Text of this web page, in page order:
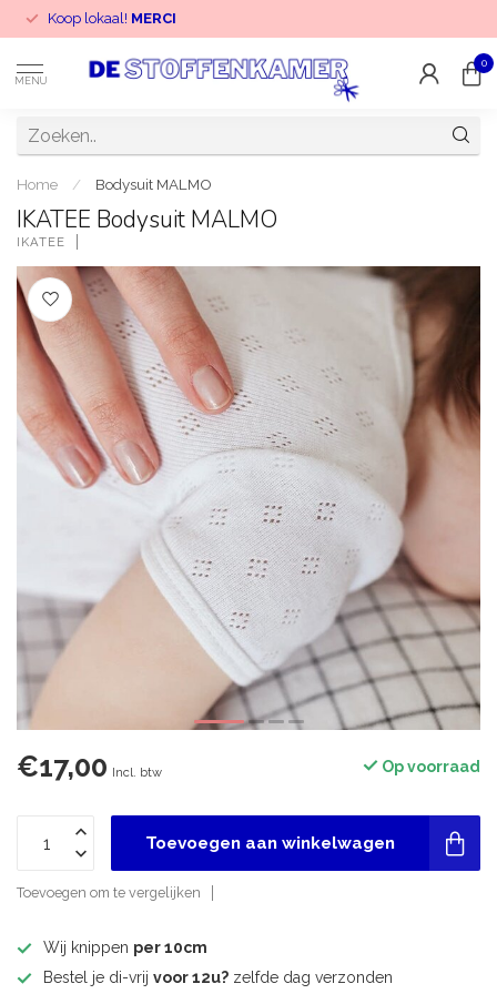
Koop lokaal! MERCI
MENU
0
Home / Bodysuit MALMO
IKATEE Bodysuit MALMO
IKATEE
€17,00 Incl. btw Op voorraad
Toevoegen aan winkelwagen
Toevoegen om te vergelijken
Wij knippen per 10cm
Bestel je di-vrij voor 12u? zelfde dag verzonden